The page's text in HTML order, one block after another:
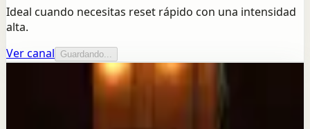
Ideal cuando necesitas reset rápido con una intensidad
alta.
Ver canal
Guardando...
Más de este canal